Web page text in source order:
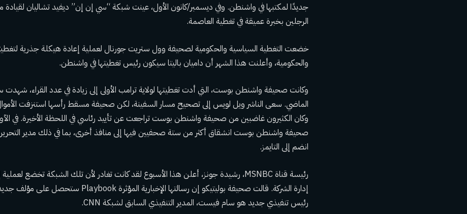
جديدًا لمكتبها في واشنطن. وفي ديسمبر/كانون الأول، عينت شبكة “سي إن إن” ديفيد تشاليان لقيادة
الرجلين بخبرة عميقة في تغطية العاصمة.
خضعت التغطية السياسية والحكومية لصحيفة وول ستريت جورنال لعملية إعادة هيكلة جذرية
والحكومية، وأعلنت هذا الشهر أن داميان باليتا سيكون رئيس تغطيتها في واشنطن.
وكانت صحيفة واشنطن بوست، التي أدت تغطيتها لولاية ترامب الأولى إلى زيادة في عدد القراء، شهدت
الماضي. سعى الناشر ويل لويس إلى تصحيح مسار السفينة، لكن صحيفة مسقط رأسها استنزفت
وكان الكثيرون غاضبين من صحيفة واشنطن بوستتراجعت عن تأييد رئاسيفي اللحظة الأخيرة. في
صحيفة واشنطن بوست انشقاق أكثر من ستة صحفيين فيها إلى منافذ أخرى، بما في ذلك مدير التحرير
انضم إلى التايمز.
رئيسة قناة MSNBC، رشيدة جونز، أعلن هذا الأسبوع لقد كانت تغادر لأن تلك الشبكة تخضع لعملية
رئيس تنفيذي جديد هو سام فيست، المدير التنفيذي السابق لشبكة CNN.